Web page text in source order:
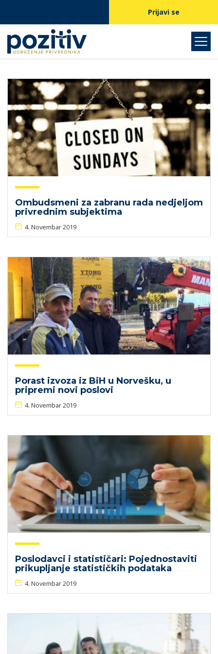
Prijavi se
Ombudsmeni za zabranu rada nedjeljom
privrednim subjektima
4. Novembar 2019
Porast izvoza iz BiH u Norvešku, u
pripremi novi poslovi
4. Novembar 2019
Poslodavci i statističari: Pojednostaviti
prikupljanje statističkih podataka
4. Novembar 2019